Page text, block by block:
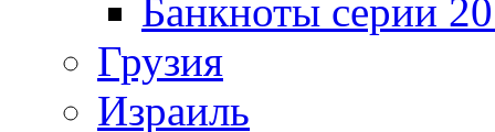
Банкноты серии
Грузия
Израиль